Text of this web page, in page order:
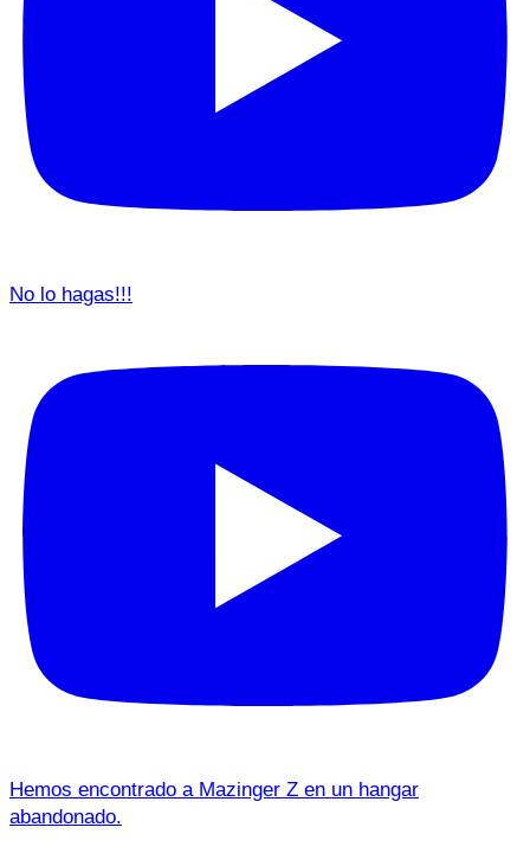
No lo hagas!!!
Hemos encontrado a Mazinger Z en un hangar
abandonado.